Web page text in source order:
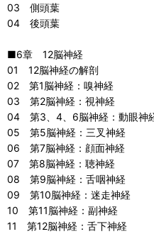
03 側頭葉
04 後頭葉
■6章 12脳神経
01 12脳神経の解剖
02 第1脳神経：嗅神経
03 第2脳神経：視神経
04 第3、4、6脳神経：動眼神
05 第5脳神経：三叉神経
06 第7脳神経：顔面神経
07 第8脳神経：聴神経
08 第9脳神経：舌咽神経
09 第10脳神経：迷走神経
10 第11脳神経：副神経
11 第12脳神経：舌下神経